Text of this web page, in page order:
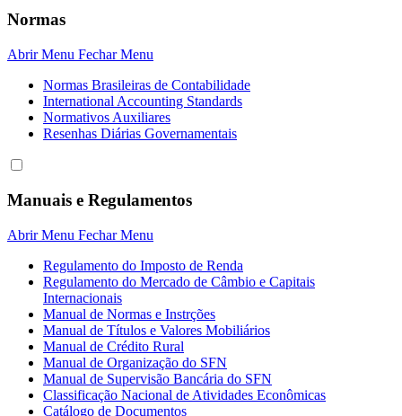
Normas
Abrir Menu Fechar Menu
Normas Brasileiras de Contabilidade
International Accounting Standards
Normativos Auxiliares
Resenhas Diárias Governamentais
Manuais e Regulamentos
Abrir Menu Fechar Menu
Regulamento do Imposto de Renda
Regulamento do Mercado de Câmbio e Capitais
Internacionais
Manual de Normas e Instrções
Manual de Títulos e Valores Mobiliários
Manual de Crédito Rural
Manual de Organização do SFN
Manual de Supervisão Bancária do SFN
Classificação Nacional de Atividades Econômicas
Catálogo de Documentos